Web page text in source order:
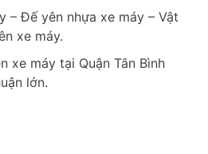
– Đế yên nhựa xe máy – Vật
xe máy.